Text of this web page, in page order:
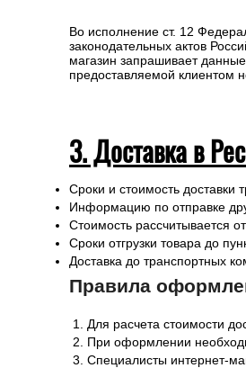
Во исполнение ст. 12
законодательных актов
магазин запрашивает
предоставляемой клиентом
3. Доставка в
Сроки и стоимость доставки
Информацию по отправке
Стоимость рассчитывается
Сроки отгрузки товара до
Доставка до транспортных
Правила
Для расчета стоимости
При оформлении
Специалисты интернет-